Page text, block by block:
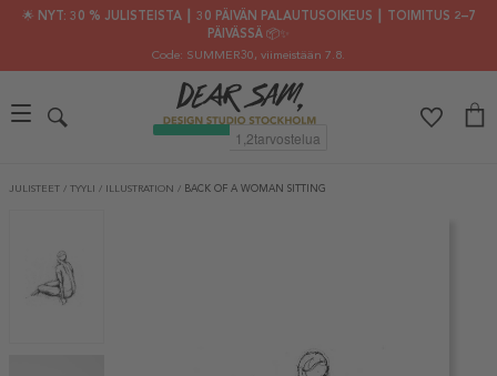
🌟 NYT: 30 % JULISTEISTA ┃ 30 PÄIVÄN PALAUTUSOIKEUS ┃ TOIMITUS 2–7
PÄIVÄSSÄ 📦✨
Code: SUMMER30, viimeistään 7.8.
JULISTEET / TYYLI / ILLUSTRATION / BACK OF A WOMAN SITTING